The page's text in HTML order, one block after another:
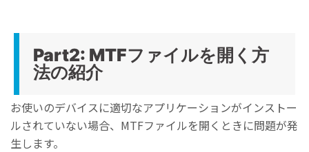
Part2: MTFファイルを開く方
法の紹介
お使いのデバイスに適切なアプリケーションがインストー
ルされていない場合、MTFファイルを開くときに問題が発
生します。